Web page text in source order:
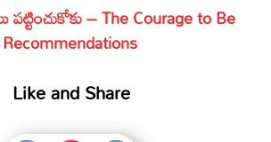
– The Courage to Be
Like and Share